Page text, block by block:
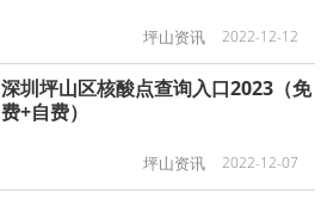
坪山资讯 2022-12-12
深圳坪山区核酸点查询入口2023（免
费+自费）
坪山资讯 2022-12-07